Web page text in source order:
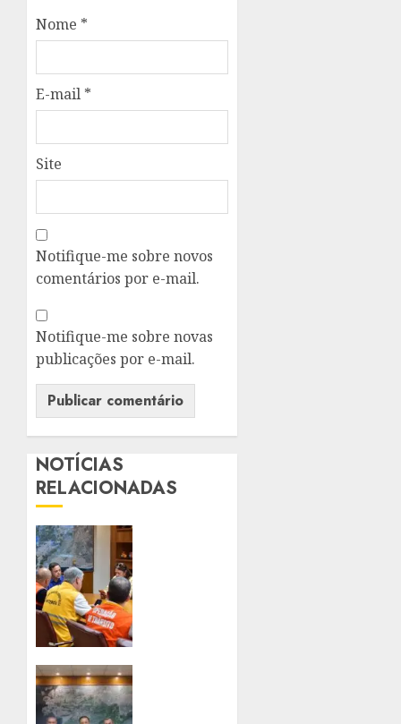
Nome *
E-mail *
Site
Notifique-me sobre novos
comentários por e-mail.
Notifique-me sobre novas
publicações por e-mail.
NOTÍCIAS
RELACIONADAS